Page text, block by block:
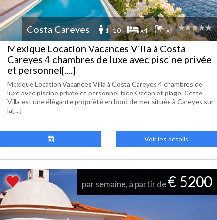
Costa Careyes 1 -10 x4 x4
Mexique Location Vacances Villa à Costa
Careyes 4 chambres de luxe avec piscine privée
et personnel[....]
Mexique Location Vacances Villa à Costa Careyes 4 chambres de
luxe avec piscine privée et personnel face Océan et plage. Cette
Villa est une élégante propriété en bord de mer située à Careyes sur
la[....]
Voir les détails
par semaine, à partir de€ 5200